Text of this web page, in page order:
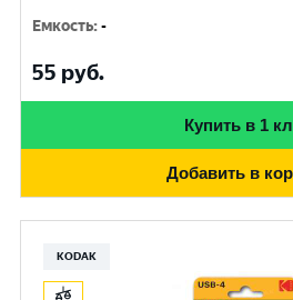
Емкость:-
55 руб.
Купить в 1
Добавить в
KODAK